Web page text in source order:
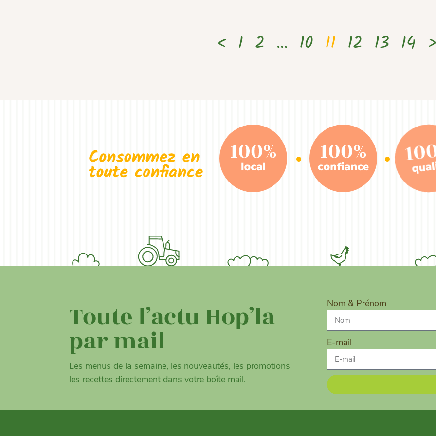
< 1 2 … 10 11 12 13 14
Toute l’actu Hop’la
par mail
Les menus de la semaine, les nouveautés, les promotions,
les recettes directement dans votre boîte mail.
Nom & Prénom
E-mail